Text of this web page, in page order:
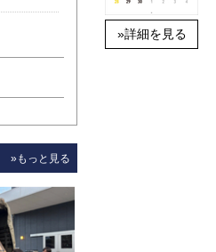
»もっと見る
»詳細を見る